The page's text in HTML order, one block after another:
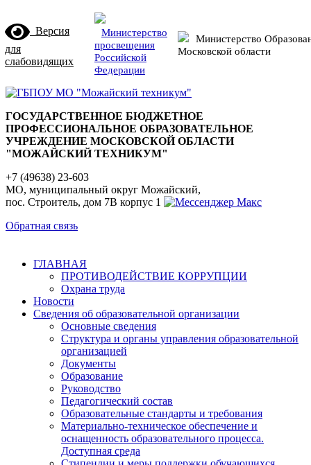
Версия
для
слабовидящих
Министерство
просвещения
Российской
Федерации
Министерство
Московской области
ГОСУДАРСТВЕННОЕ БЮДЖЕТНОЕ
ПРОФЕССИОНАЛЬНОЕ ОБРАЗОВАТЕЛЬНОЕ
УЧРЕЖДЕНИЕ МОСКОВСКОЙ ОБЛАСТИ
"МОЖАЙСКИЙ ТЕХНИКУМ"
+7 (49638) 23-603
МО, муниципальный округ Можайский,
пос. Строитель, дом 7В корпус 1
Обратная связь
ГЛАВНАЯ
ПРОТИВОДЕЙСТВИЕ КОРРУПЦИИ
Охрана труда
Новости
Сведения об образовательной организации
Основные сведения
Структура и органы управления образовательной
организацией
Документы
Образование
Руководство
Педагогический состав
Образовательные стандарты и требования
Материально-техническое обеспечение и
оснащенность образовательного процесса.
Доступная среда